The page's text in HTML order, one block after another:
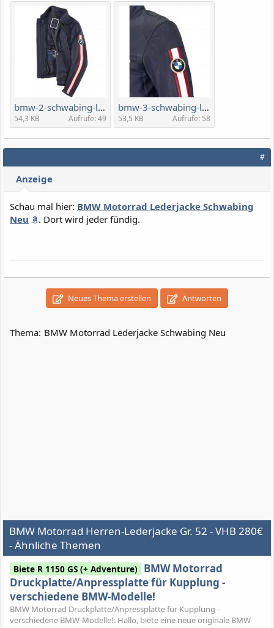
bmw-2-schwabing-laederjakke-blaa-herre-76128504902-xpedit.jpg
54,3 KB Aufrufe: 49
bmw-3-schwabing-laederjakke-blaa-herre-76128504902-xpedit.jpg
53,5 KB Aufrufe: 58
#
Anzeige
Schau mal hier: BMW Motorrad Lederjacke Schwabing
Neu
. Dort wird jeder fündig.
Neues Thema erstellen Antworten
Thema: BMW Motorrad Lederjacke Schwabing Neu
BMW Motorrad Herren-Lederjacke Gr. 52 - VHB 280€
- Ähnliche Themen
Biete R 1150 GS (+ Adventure) BMW Motorrad
Druckplatte/Anpressplatte für Kupplung -
verschiedene BMW-Modelle!
BMW Motorrad Druckplatte/Anpressplatte für Kupplung -
verschiedene BMW-Modelle!: Hallo, biete eine neue originale BMW